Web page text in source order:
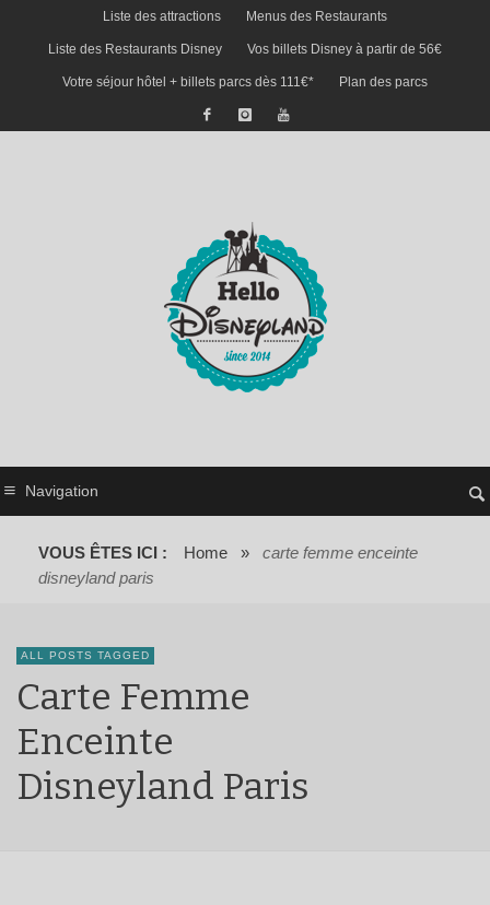
Liste des attractions Menus des Restaurants
Liste des Restaurants Disney Vos billets Disney à partir de 56€
Votre séjour hôtel + billets parcs dès 111€* Plan des parcs
Navigation
VOUS ÊTES ICI : Home »
carte femme enceinte
disneyland paris
ALL POSTS TAGGED
Carte Femme
Enceinte
Disneyland Paris